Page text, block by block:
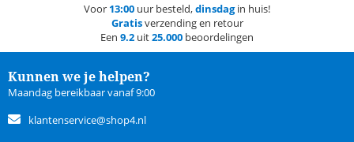
Voor 13:00 uur besteld,dinsdagin huis!
Gratisverzending en retour
Een 9.2 uit25.000 beoordelingen
Kunnen we je helpen?
Maandag bereikbaar vanaf 9:00
klantenservice@shop4.nl